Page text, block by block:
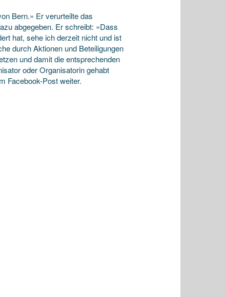
Bern.» Er verurteilte das
abgegeben. Er schreibt: «Dass
hat, sehe ich derzeit nicht und ist
durch Aktionen und Beteiligungen
und damit die entsprechenden
oder Organisatorin gehabt
Facebook-Post weiter.